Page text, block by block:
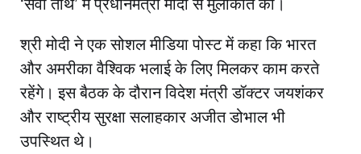
‘सेवा तीर्थ’ में प्रधानमंत्री मोदी से मुलाकात की।
श्री मोदी ने एक सोशल मीडिया पोस्ट में कहा कि भारत
और अमरीका वैश्विक भलाई के लिए मिलकर काम करते
रहेंगे। इस बैठक के दौरान विदेश मंत्री डॉक्‍टर जयशंकर
और राष्‍ट्रीय सुरक्षा सलाहकार अजीत डोभाल भी
उपस्थित थे।